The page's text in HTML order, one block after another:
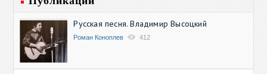
Русская песня. Владимир Высоцкий
Роман Коноплев 412